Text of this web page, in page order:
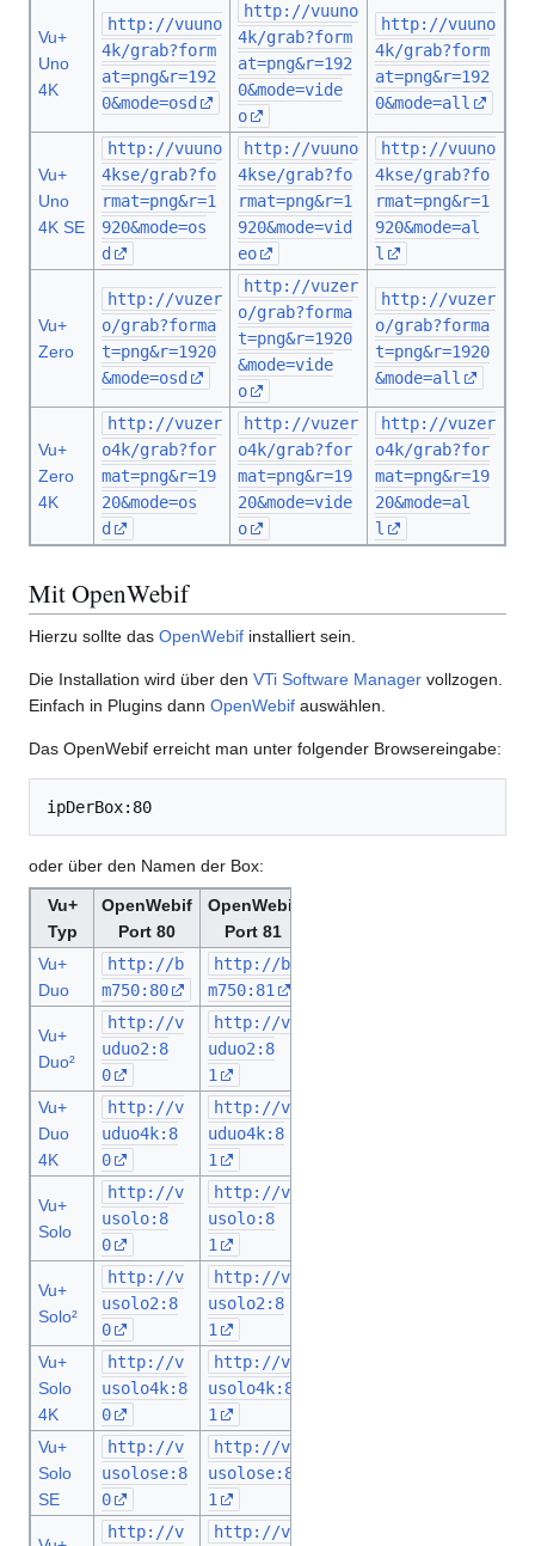
Vu+
Uno
4K
http://vuuno
4k/grab?form
at=png&r=192
0&mode=osd
http://vuuno
4k/grab?form
at=png&r=192
0&mode=vide
o
http://vuuno
4k/grab?form
at=png&r=192
0&mode=all
Vu+
Uno
4K SE
http://vuuno
4kse/grab?fo
rmat=png&r=1
920&mode=os
d
http://vuuno
4kse/grab?fo
rmat=png&r=1
920&mode=vid
eo
http://vuuno
4kse/grab?fo
rmat=png&r=1
920&mode=al
l
Vu+
Zero
http://vuzer
o/grab?forma
t=png&r=1920
&mode=osd
http://vuzer
o/grab?forma
t=png&r=1920
&mode=vide
o
http://vuzer
o/grab?forma
t=png&r=1920
&mode=all
Vu+
Zero
4K
http://vuzer
o4k/grab?for
mat=png&r=19
20&mode=os
d
http://vuzer
o4k/grab?for
mat=png&r=19
20&mode=vide
o
http://vuzer
o4k/grab?for
mat=png&r=19
20&mode=al
l
Mit OpenWebif
Hierzu sollte das OpenWebif installiert sein.
Die Installation wird über den VTi Software Manager vollzogen.
Einfach in Plugins dann OpenWebif auswählen.
Das OpenWebif erreicht man unter folgender Browsereingabe:
oder über den Namen der Box:
Vu+
Typ
OpenWebif
Port 80
OpenWebif
Port 81
Vu+
Duo
http://b
m750:80
http://b
m750:81
Vu+
Duo²
http://v
uduo2:8
0
http://v
uduo2:8
1
Vu+
Duo
4K
http://v
uduo4k:8
0
http://v
uduo4k:8
1
Vu+
Solo
http://v
usolo:8
0
http://v
usolo:8
1
Vu+
Solo²
http://v
usolo2:8
0
http://v
usolo2:8
1
Vu+
Solo
4K
http://v
usolo4k:8
0
http://v
usolo4k:8
1
Vu+
Solo
SE
http://v
usolose:8
0
http://v
usolose:8
1
http://v http://v